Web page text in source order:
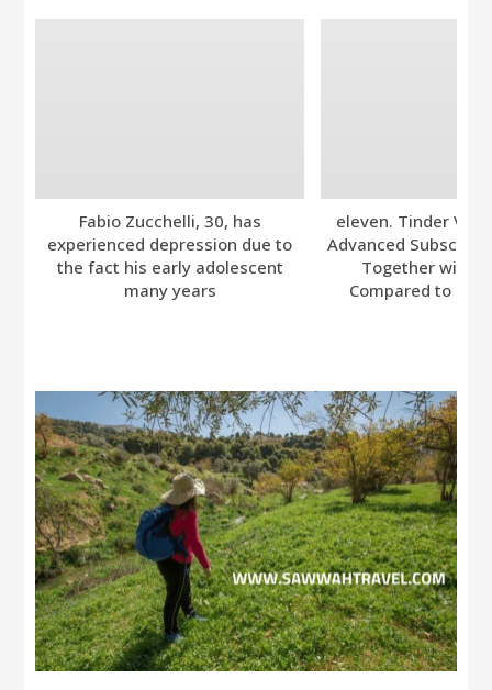
Fabio Zucchelli, 30, has
experienced depression due to
the fact his early adolescent
many years
eleven. Tinder
Advanced
Together with
Compared to